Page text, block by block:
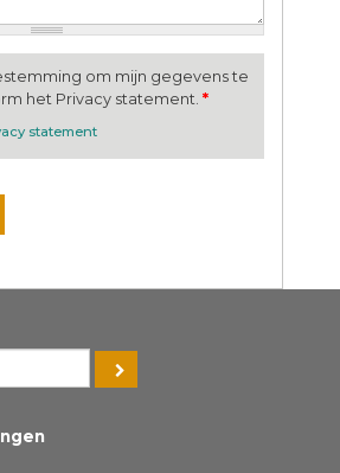
om mijn gegevens te
het Privacy statement. *
statement